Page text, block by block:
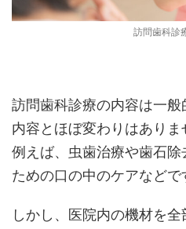
訪問歯科診
訪問歯科診療の内容は一
内容とほぼ変わりはありま
例えば、虫歯治療や歯石
ための口の中のケアなどで
しかし、医院内の機材を